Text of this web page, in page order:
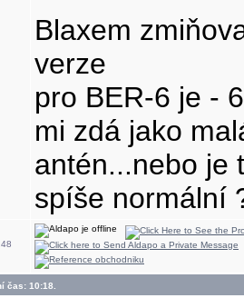
Blaxem
verze
pro BER-6 je -
mi zdá jako
antén...nebo je
spíše normální
čas: 10:18.